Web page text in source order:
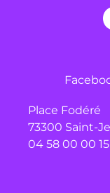
Place Fodéré
73300 Saint-
04 58 00 00 15